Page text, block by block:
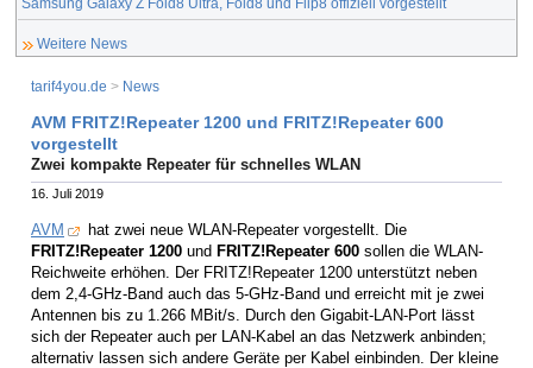
Weitere News
tarif4you.de > News
AVM FRITZ!Repeater 1200 und FRITZ!Repeater 600
vorgestellt
Zwei kompakte Repeater für schnelles WLAN
16. Juli 2019
AVM
hat zwei neue WLAN-Repeater vorgestellt. Die
FRITZ!Repeater 1200 und FRITZ!Repeater 600 sollen die WLAN-
Reichweite erhöhen. Der FRITZ!Repeater 1200 unterstützt neben
dem 2,4-GHz-Band auch das 5-GHz-Band und erreicht mit je zwei
Antennen bis zu 1.266 MBit/s. Durch den Gigabit-LAN-Port lässt
sich der Repeater auch per LAN-Kabel an das Netzwerk anbinden;
alternativ lassen sich andere Geräte per Kabel einbinden. Der kleine